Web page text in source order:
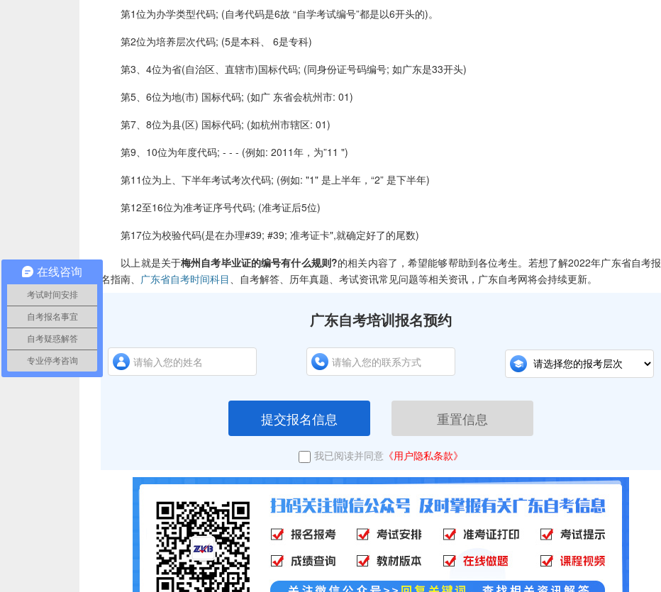
第1位为办学类型代码; (自考代码是6故 “自学考试编号”都是以6开头的)。
第2位为培养层次代码; (5是本科、 6是专科)
第3、4位为省(自治区、直辖市)国标代码; (同身份证号码编号; 如广东是33开头)
第5、6位为地(市) 国标代码; (如广 东省会杭州市: 01)
第7、8位为县(区) 国标代码; (如杭州市辖区: 01)
第9、10位为年度代码; - - - (例如: 2011年，为”11 ")
第11位为上、下半年考试考次代码; (例如: "1" 是上半年，“2” 是下半年)
第12至16位为准考证序号代码; (准考证后5位)
第17位为校验代码(是在办理#39; #39; 准考证卡",就确定好了的尾数)
以上就是关于梅州自考毕业证的编号有什么规则?的相关内容了，希望能够帮助到各位考生。若想了解2022年广东省自考报
名指南、 广东省自考时间科目、自考解答、历年真题、考试资讯常见问题等相关资讯，广东自考网将会持续更新。
广东自考培训报名预约
提交报名信息 重置信息
我已阅读并同意 《用户隐私条款》
在线咨询
考试时间安排
自考报名事宜
自考疑惑解答
专业停考咨询